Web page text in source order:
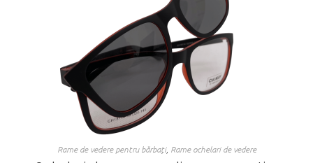
Rame de vedere pentru bărbați, Rame ochelari de vedere